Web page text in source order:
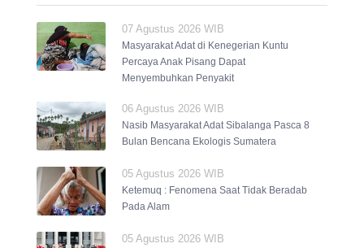
07 Agustus 2026 WIB
Masyarakat Adat di Kenegerian Kuntu
Percaya Anak Pisang Dapat
Menyembuhkan Penyakit
06 Agustus 2026 WIB
Nasib Masyarakat Adat Sibalanga Pasca 8
Bulan Bencana Ekologis Sumatera
05 Agustus 2026 WIB
Ketemuq : Fenomena Saat Tidak Beradab
Pada Alam
05 Agustus 2026 WIB